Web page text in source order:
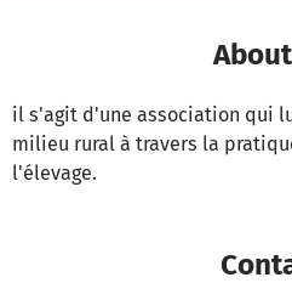
il s'agit d'une association qui
milieu rural à travers la
l'élevage.